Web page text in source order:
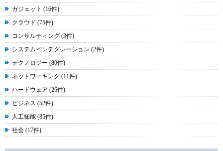
ガジェット (16件)
クラウド (75件)
コンサルティング (3件)
システムインテグレーション (2件)
テクノロジー (80件)
ネットワーキング (11件)
ハードウェア (26件)
ビジネス (52件)
人工知能 (85件)
社会 (17件)